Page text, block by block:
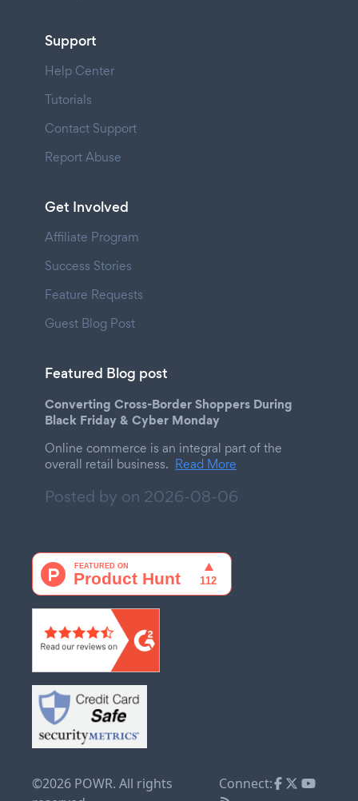
Support
Help Center
Tutorials
Contact Support
Report Abuse
Get Involved
Affiliate Program
Success Stories
Feature Requests
Guest Blog Post
Featured Blog post
Converting Cross-Border Shoppers During
Black Friday & Cyber Monday
Online commerce is an integral part of the
overall retail business. Read More
Posted by on 2026-08-06
©2026 POWR. All rights
Connect: